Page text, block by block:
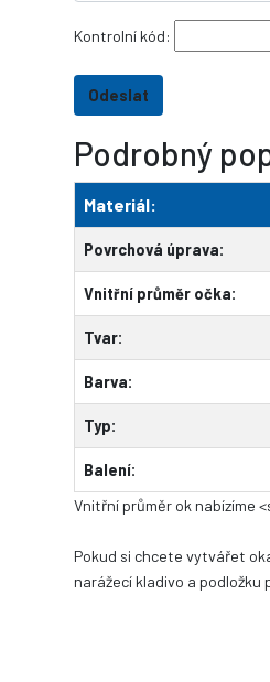
Kontrolní kód:
Podrobný
Materiál:
Povrchová úprava:
Vnitřní průměr očka:
Tvar:
Barva:
Typ:
Balení:
Vnitřní průměr ok nabízíme
Pokud si chcete vytvářet
narážecí kladivo a podložku